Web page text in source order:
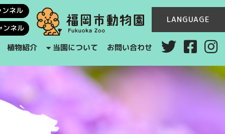
ンネル
ンネル
LANGUAGE
植物紹介 当園について お問い合わせ